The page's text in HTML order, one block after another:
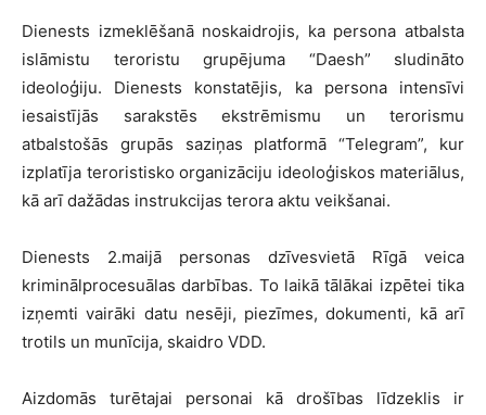
Dienests izmeklēšanā noskaidrojis, ka persona atbalsta
islāmistu teroristu grupējuma “Daesh” sludināto
ideoloģiju. Dienests konstatējis, ka persona intensīvi
iesaistījās sarakstēs ekstrēmismu un terorismu
atbalstošās grupās saziņas platformā “Telegram”, kur
izplatīja teroristisko organizāciju ideoloģiskos materiālus,
kā arī dažādas instrukcijas terora aktu veikšanai.
Dienests 2.maijā personas dzīvesvietā Rīgā veica
kriminālprocesuālas darbības. To laikā tālākai izpētei tika
izņemti vairāki datu nesēji, piezīmes, dokumenti, kā arī
trotils un munīcija, skaidro VDD.
Aizdomās turētajai personai kā drošības līdzeklis ir